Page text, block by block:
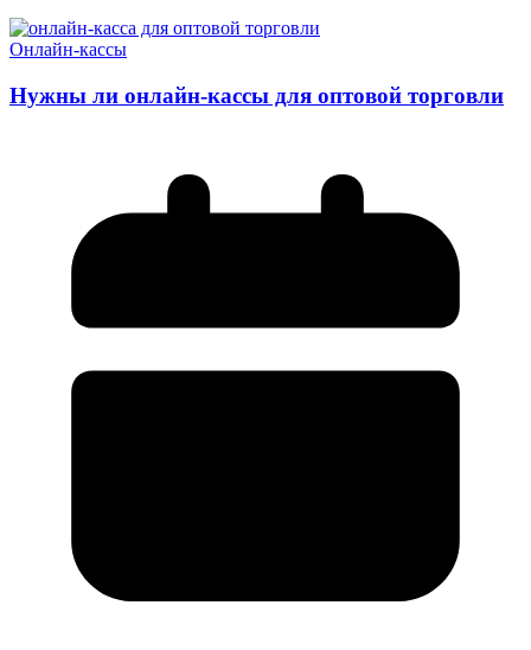
Онлайн-кассы
Нужны ли онлайн-кассы для оптовой торговли